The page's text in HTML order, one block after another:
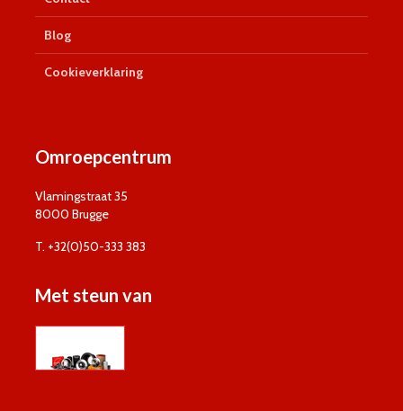
Blog
Cookieverklaring
Omroepcentrum
Vlamingstraat 35
8000 Brugge
T. +32(0)50-333 383
Met steun van